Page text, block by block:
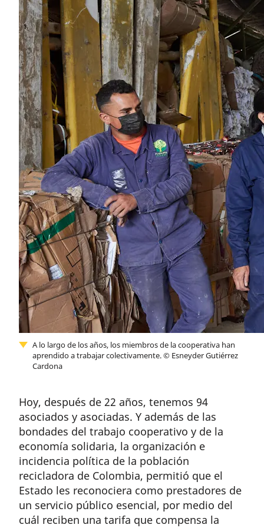
A lo largo de los años, los miembros de la cooperativa han
aprendido a trabajar colectivamente.© Esneyder Gutiérrez
Cardona
Hoy, después de 22 años, tenemos 94
asociados y asociadas. Y además de las
bondades del trabajo cooperativo y de la
economía solidaria, la organización e
incidencia política de la población
recicladora de Colombia, permitió que el
Estado les reconociera como prestadores de
un servicio público esencial, por medio del
cuál reciben una tarifa que compensa la